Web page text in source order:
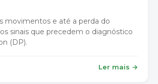
movimentos e até a perda do
sinais que precedem o diagnóstico
(DP).
Ler mais →